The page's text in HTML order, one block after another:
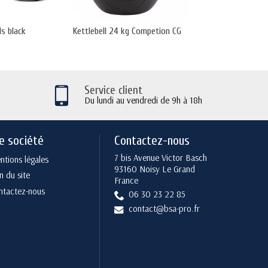
black Kettlebell 24 kg Competion CG
Service client
Du lundi au vendredi de 9h à 18h
société
légales
du site
nous
Contactez-nous
7 bis Avenue Victor Basch
93160 Noisy Le Grand
France
06 30 23 22 85
contact@bsa-pro.fr